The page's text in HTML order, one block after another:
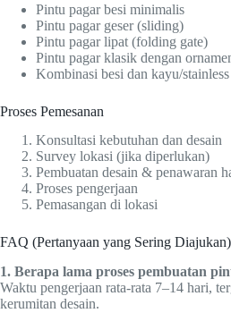
Pintu pagar besi minimalis
Pintu pagar geser (sliding)
Pintu pagar lipat (folding gate)
Pintu pagar klasik dengan
Kombinasi besi dan kayu/stainless
Proses Pemesanan
Konsultasi kebutuhan dan desain
Survey lokasi (jika diperlukan)
Pembuatan desain & penawaran
Proses pengerjaan
Pemasangan di lokasi
FAQ (Pertanyaan yang Sering Diajukan)
1. Berapa lama proses pembuatan
Waktu pengerjaan rata-rata 7–14 hari,
kerumitan desain.